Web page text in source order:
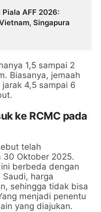
AFF 2026:
Singapura
1,5 sampai 2
Biasanya, jemaah
4,5 sampai 6
ke RCMC pada
telah
30 Oktober 2025.
berbeda dengan
harga
sehingga tidak bisa
menjadi penentu
yang diajukan.